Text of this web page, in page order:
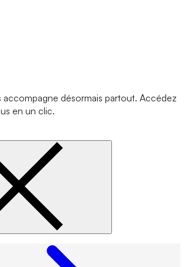
accompagne désormais partout. Accédez
en un clic.